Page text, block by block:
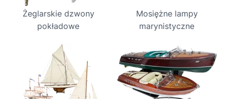
Żeglarskie dzwony
pokładowe
Mosiężne lampy
marynistyczne